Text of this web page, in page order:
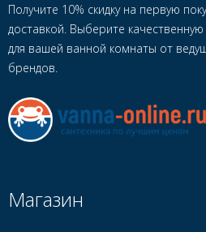
Получите 10% скидку на первую
доставкой. Выберите качественную
для вашей ванной комнаты от
брендов.
Магазин